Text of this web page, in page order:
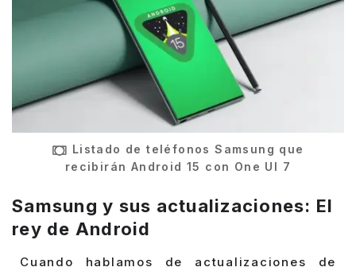
Listado de teléfonos Samsung que
recibirán Android 15 con One UI 7
Samsung y sus actualizaciones: El
rey de Android
Cuando hablamos de actualizaciones de